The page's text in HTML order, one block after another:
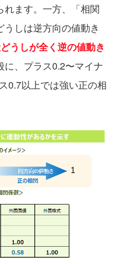
れます。⼀⽅、「相関
しは逆⽅向の値動き
うしが全く逆の値動き
に、プラス0.2〜マイナ
0.7以上では強い正の相